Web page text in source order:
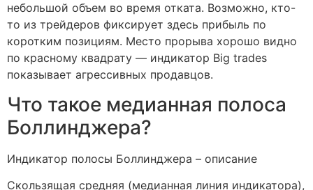
небольшой объем во время отката. Возможно, кто-
то из трейдеров фиксирует здесь прибыль по
коротким позициям. Место прорыва хорошо видно
по красному квадрату — индикатор Big trades
показывает агрессивных продавцов.
Что такое медианная полоса
Боллинджера?
Индикатор полосы Боллинджера – описание
Скользящая средняя (медианная линия индикатора),